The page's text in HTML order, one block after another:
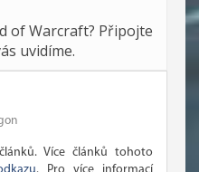
of Warcraft? Připojte
uvidíme.
Více článků tohoto